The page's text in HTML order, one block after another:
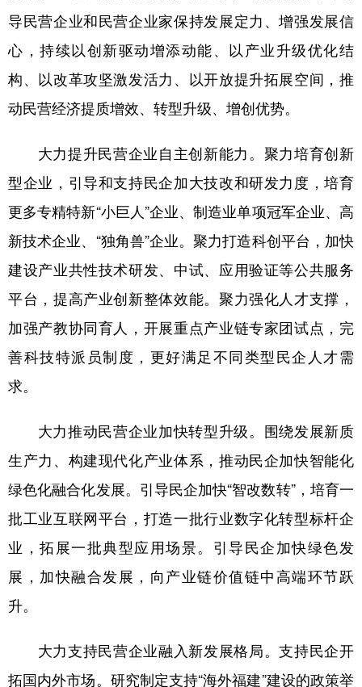
导民营企业和民营企业家保持发展定力、增强发展信
心，持续以创新驱动增添动能、以产业升级优化结
构、以改革攻坚激发活力、以开放提升拓展空间，推
动民营经济提质增效、转型升级、增创优势。
大力提升民营企业自主创新能力。聚力培育创新
型企业，引导和支持民企加大技改和研发力度，培育
更多专精特新“小巨人”企业、制造业单项冠军企业、高
新技术企业、“独角兽”企业。聚力打造科创平台，加快
建设产业共性技术研发、中试、应用验证等公共服务
平台，提高产业创新整体效能。聚力强化人才支撑，
加强产教协同育人，开展重点产业链专家团试点，完
善科技特派员制度，更好满足不同类型民企人才需
求。
大力推动民营企业加快转型升级。围绕发展新质
生产力、构建现代化产业体系，推动民企加快智能化
绿色化融合化发展。引导民企加快“智改数转”，培育一
批工业互联网平台，打造一批行业数字化转型标杆企
业，拓展一批典型应用场景。引导民企加快绿色发
展，加快融合发展，向产业链价值链中高端环节跃
升。
大力支持民营企业融入新发展格局。支持民企开
拓国内外市场。研究制定支持“海外福建”建设的政策举